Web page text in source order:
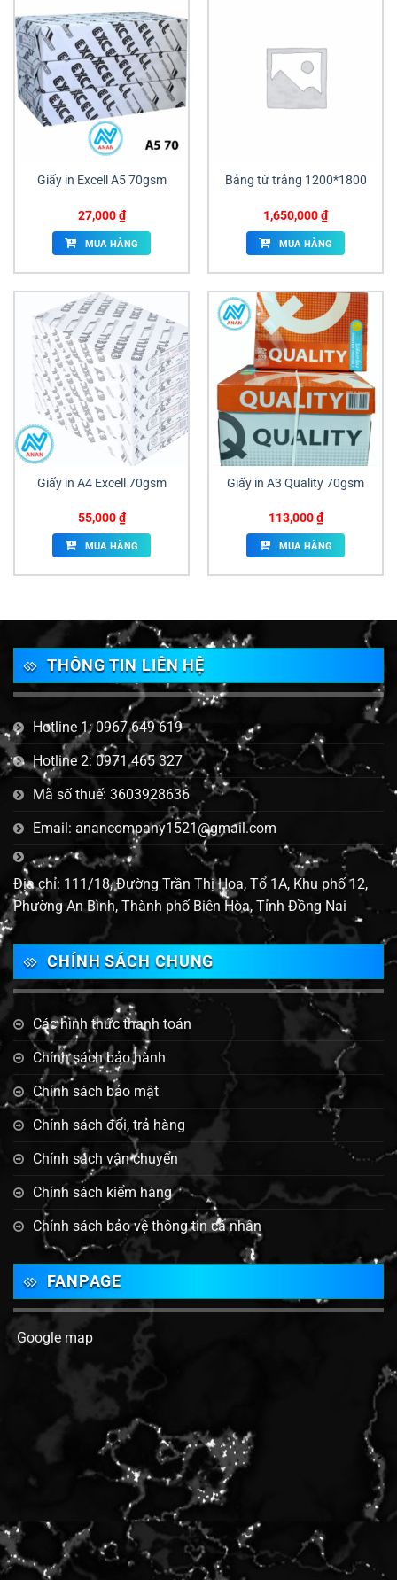
Giấy in Excell A5 70gsm
27,000₫
MUA HÀNG
Bảng từ trắng 1200*1800
1,650,000₫
MUA HÀNG
Giấy in A4 Excell 70gsm
55,000₫
MUA HÀNG
Giấy in A3 Quality 70gsm
113,000₫
MUA HÀNG
THÔNG TIN LIÊN HỆ
Hotline 1: 0967 649 619
Hotline 2: 0971 465 327
Mã số thuế: 3603928636
Email: anancompany1521@gmail.com
Địa chỉ: 111/18, Đường Trần Thị Hoa, Tổ 1A, Khu phố 12,
Phường An Bình, Thành phố Biên Hòa, Tỉnh Đồng Nai
CHÍNH SÁCH CHUNG
Các hình thức thanh toán
Chính sách bảo hành
Chính sách bảo mật
Chính sách đổi, trả hàng
Chính sách vận chuyển
Chính sách kiểm hàng
Chính sách bảo vệ thông tin cá nhân
FANPAGE
Google map